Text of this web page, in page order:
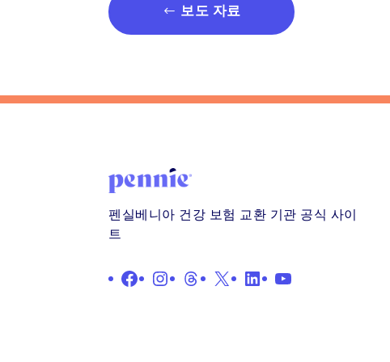
보도 자료
펜실베니아 건강 보험 교환 기관 공식 사이
트
Facebook
인스타그램
스레드
X LinkedInYouTube